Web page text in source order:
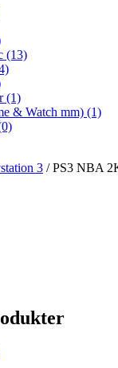
(13)
(1)
& Watch mm) (1)
3 / PS3 NBA